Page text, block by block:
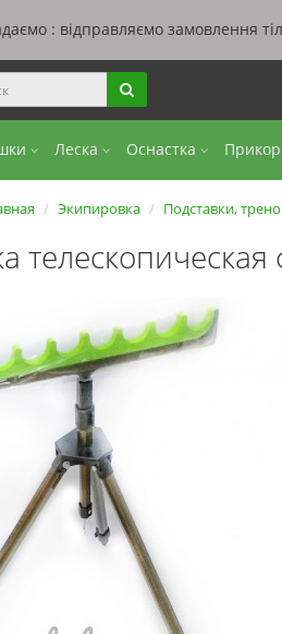
: відправляємо замовлення
Леска Оснастка
Экипировка Подставки,